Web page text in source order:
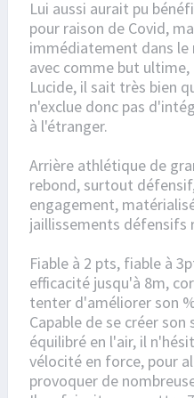
Lui aussi aurait pu
pour raison de Covid,
immédiatement dans
avec comme but ultime,
Lucide, il sait très bien
n'exclue donc pas
à l'étranger.
Arrière athlétique de
rebond, surtout
engagement,
jaillissements défensifs
Fiable à 2 pts, fiable à
efficacité jusqu'à 8m,
tenter d'améliorer son
Capable de se créer
équilibré en l'air, il
vélocité en force, pour
provoquer de